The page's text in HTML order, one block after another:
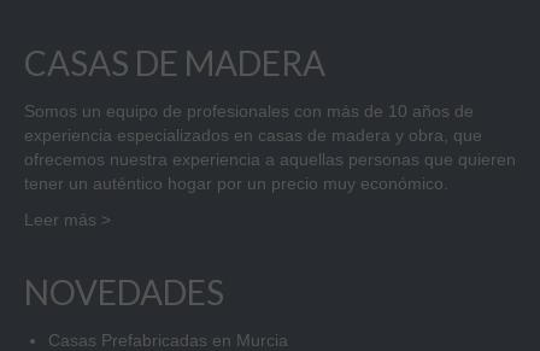
CASAS DE MADERA
Somos un equipo de profesionales con más de 10 años de
experiencia especializados en casas de madera y obra, que
ofrecemos nuestra experiencia a aquellas personas que quieren
tener un auténtico hogar por un precio muy económico.
Leer más >
NOVEDADES
Casas Prefabricadas en Murcia